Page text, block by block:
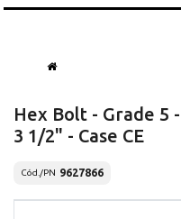
Hex Bolt - Grade 5
3 1/2" - Case CE
Cód./PN 9627866